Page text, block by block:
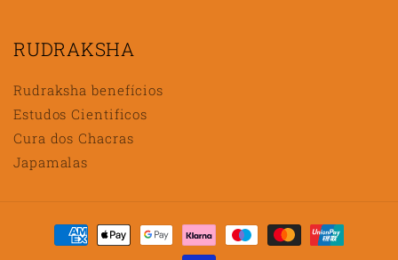
RUDRAKSHA
Rudraksha benefícios
Estudos Cientificos
Cura dos Chacras
Japamalas
Métodos